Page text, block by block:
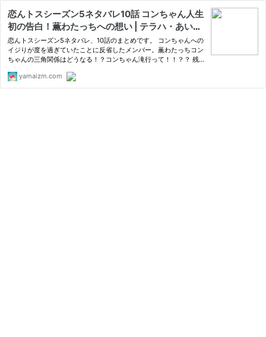
恋んトスシーズン5ネタバレ10話 コンちゃん人生
初の告白！薫わたっちへの想い | テラハ・あいの
り・恋んトスネタバレまとめサイト
恋んトスシーズン5ネタバレ、10話のまとめです。 コンちゃんへの
イジりが度を過ぎていたことに反省したメンバー。薫わたっちコン
ちゃんの三角関係はどうなる！？コンちゃん滝行って！！？？ 残
yamaizm.com